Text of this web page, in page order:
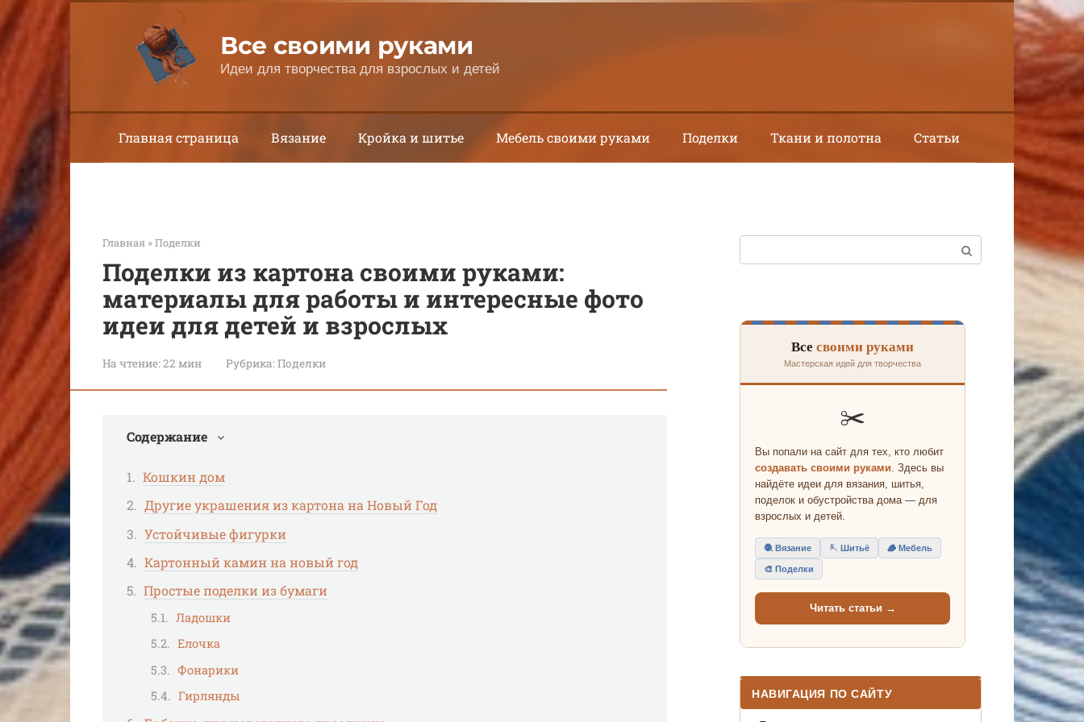
Перейти
к
контенту
Все своими руками
Идеи для творчества для взрослых и детей
Главная страница Вязание Кройка и шитье Мебель своими руками Поделки Ткани и полотна Статьи
Главная »Поделки
Поделки из картона своими руками:
материалы для работы и интересные фото
идеи для детей и взрослых
На чтение:22 мин Рубрика:Поделки
Содержание
Кошкин дом
Другие украшения из картона на Новый Год
Устойчивые фигурки
Картонный камин на новый год
Простые поделки из бумаги
Ладошки
Елочка
Фонарики
Гирлянды
Все своими руками
Мастерская идей для творчества
✂️
Вы попали на сайт для тех, кто любит
создавать своими руками. Здесь вы
найдёте идеи для вязания, шитья,
поделок и обустройства дома — для
взрослых и детей.
🧶 Вязание 🪡 Шитьё 🪵 Мебель
🎨 Поделки
Читать статьи →
НАВИГАЦИЯ ПО САЙТУ